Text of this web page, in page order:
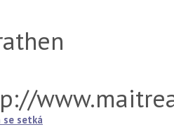
se setká